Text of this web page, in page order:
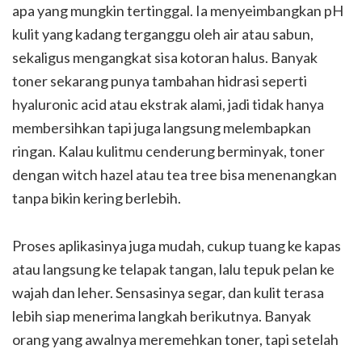
apa yang mungkin tertinggal. Ia menyeimbangkan pH
kulit yang kadang terganggu oleh air atau sabun,
sekaligus mengangkat sisa kotoran halus. Banyak
toner sekarang punya tambahan hidrasi seperti
hyaluronic acid atau ekstrak alami, jadi tidak hanya
membersihkan tapi juga langsung melembapkan
ringan. Kalau kulitmu cenderung berminyak, toner
dengan witch hazel atau tea tree bisa menenangkan
tanpa bikin kering berlebih.
Proses aplikasinya juga mudah, cukup tuang ke kapas
atau langsung ke telapak tangan, lalu tepuk pelan ke
wajah dan leher. Sensasinya segar, dan kulit terasa
lebih siap menerima langkah berikutnya. Banyak
orang yang awalnya meremehkan toner, tapi setelah